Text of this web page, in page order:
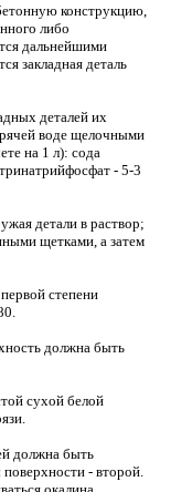
конструкцию,
либо
дальнейшими
закладная деталь
деталей их
воде щелочными
на 1 л): сода
- 5-3
детали в раствор;
щетками, а затем
степени
должна быть
сухой белой
должна быть
- второй.